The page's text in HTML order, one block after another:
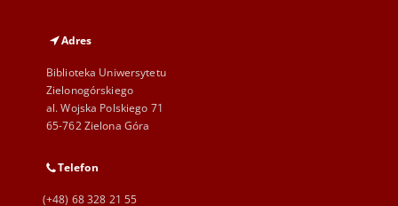
Adres
Biblioteka Uniwersytetu
Zielonogórskiego
al. Wojska Polskiego 71
65-762 Zielona Góra
Telefon
(+48) 68 328 21 55